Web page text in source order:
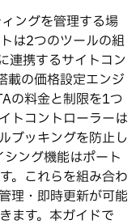
ングを管理する場
は2つのツールの組
連携するサイトコン
載の価格設定エンジ
の料金と制限を1つ
トコントローラーは
ブッキングを防止し
ング機能はポート
。これらを組み合わ
理・即時更新が可能
ます。本ガイドで